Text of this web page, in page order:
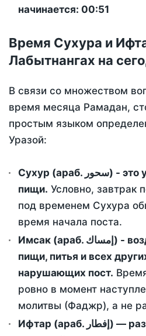
начинается: 00:51
Время Сухура и
Лабытнангах на
В связи со множеством
время месяца Рамадан,
простым языком
Уразой:
Сухур (араб. سحور) - это утренний прием
пищи. Условно, завтрак
под временем Сухура
время начала поста.
Имсак (араб. إمساك) - воздержание от приема
пищи, питья и всех
нарушающих пост.
ровно в момент
молитвы (Фаджр), а не
Ифтар (араб. إفطار) — разговение - это